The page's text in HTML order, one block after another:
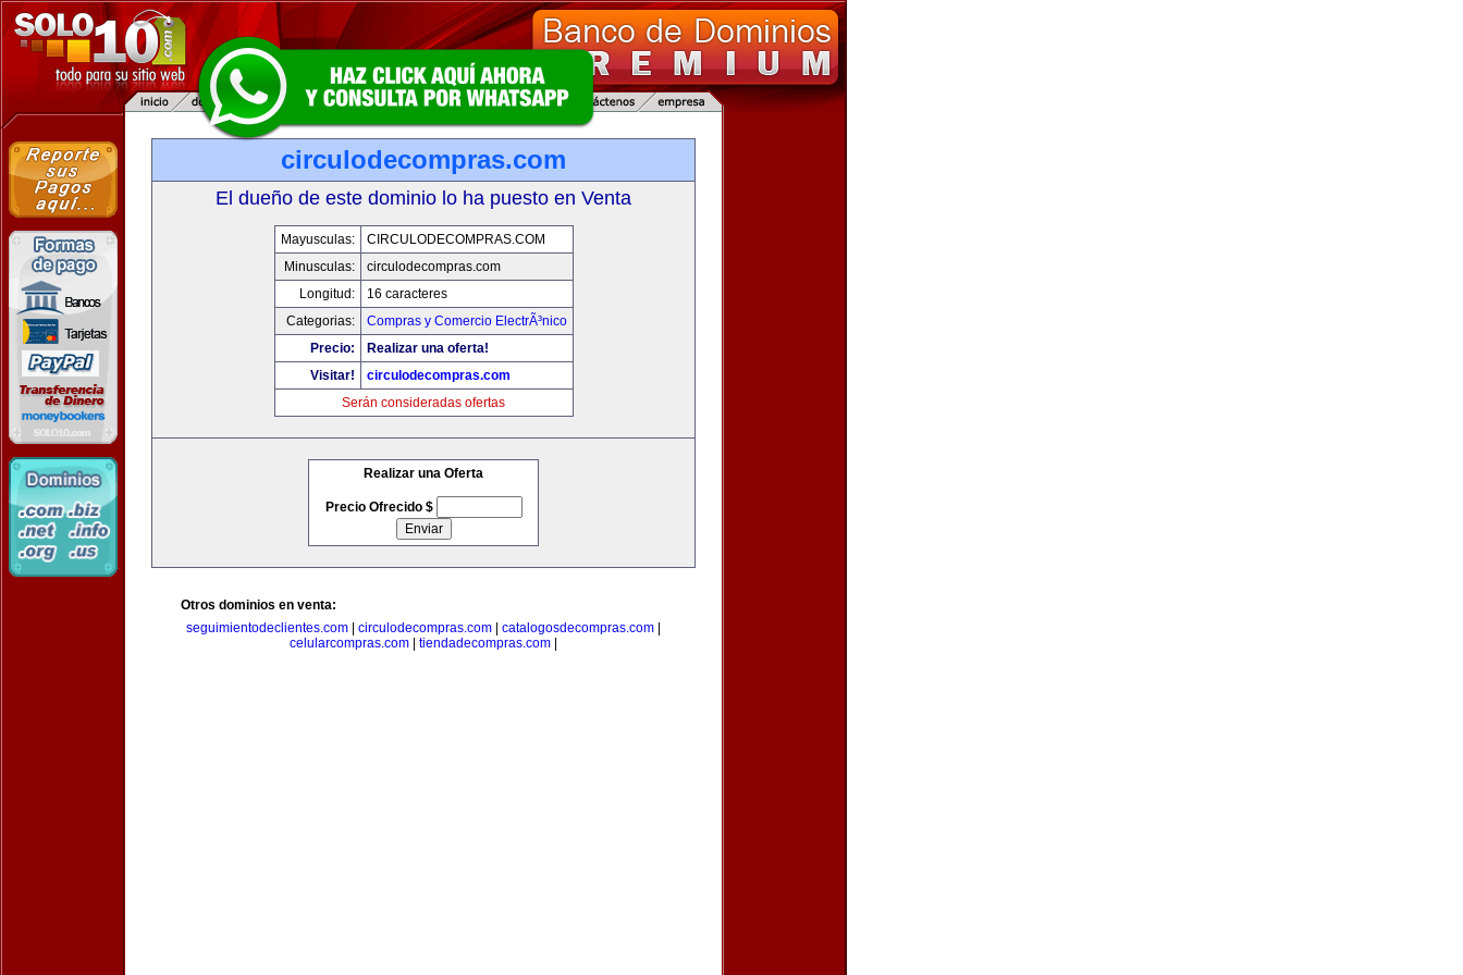
circulodecompras.com
El dueño de este dominio lo ha puesto en Venta
Mayusculas:
CIRCULODECOMPRAS.COM
Minusculas:
circulodecompras.com
Longitud:
16 caracteres
Categorias:
Compras y Comercio ElectrÃ³nico
Precio:
Realizar una oferta!
Visitar!
circulodecompras.com
Serán consideradas ofertas
Realizar una Oferta
Precio Ofrecido $
Otros dominios en venta:
seguimientodeclientes.com
circulodecompras.com catalogosdecompras.com
celularcompras.com
tiendadecompras.com